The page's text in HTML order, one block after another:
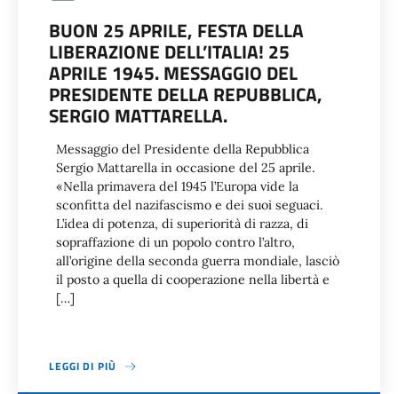
BUON 25 APRILE, FESTA DELLA
LIBERAZIONE DELL’ITALIA! 25
APRILE 1945. MESSAGGIO DEL
PRESIDENTE DELLA REPUBBLICA,
SERGIO MATTARELLA.
Messaggio del Presidente della Repubblica
Sergio Mattarella in occasione del 25 aprile.
«Nella primavera del 1945 l’Europa vide la
sconfitta del nazifascismo e dei suoi seguaci.
L’idea di potenza, di superiorità di razza, di
sopraffazione di un popolo contro l’altro,
all’origine della seconda guerra mondiale, lasciò
il posto a quella di cooperazione nella libertà e
[…]
LEGGI DI PIÙ